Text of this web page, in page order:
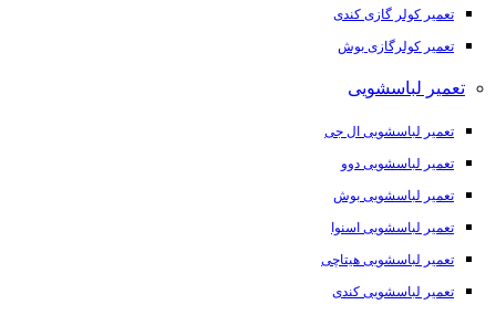
تعمیر کولر گازی کندی
تعمیر کولرگازی بوش
تعمیر لباسشویی
تعمیر لباسشویی ال جی
تعمیر لباسشویی دوو
تعمیر لباسشویی بوش
تعمیر لباسشویی اسنوا
تعمیر لباسشویی هیتاچی
تعمیر لباسشویی کندی